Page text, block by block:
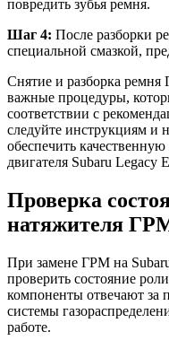
повредить зубья ремня.
Шаг 4: После разборки
специальной смазкой,
Снятие и разборка
важные процедуры,
соответствии с
следуйте инструкциям и
обеспечить
двигателя Subaru Legacy
Проверка
натяжителя
При замене ГРМ на
проверить состояние
компоненты отвечают за
системы
работе.